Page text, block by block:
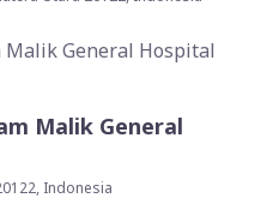
Malik General
Indonesia